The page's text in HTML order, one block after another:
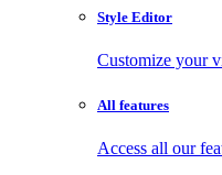
Style Editor
Customize your
All features
Access all our